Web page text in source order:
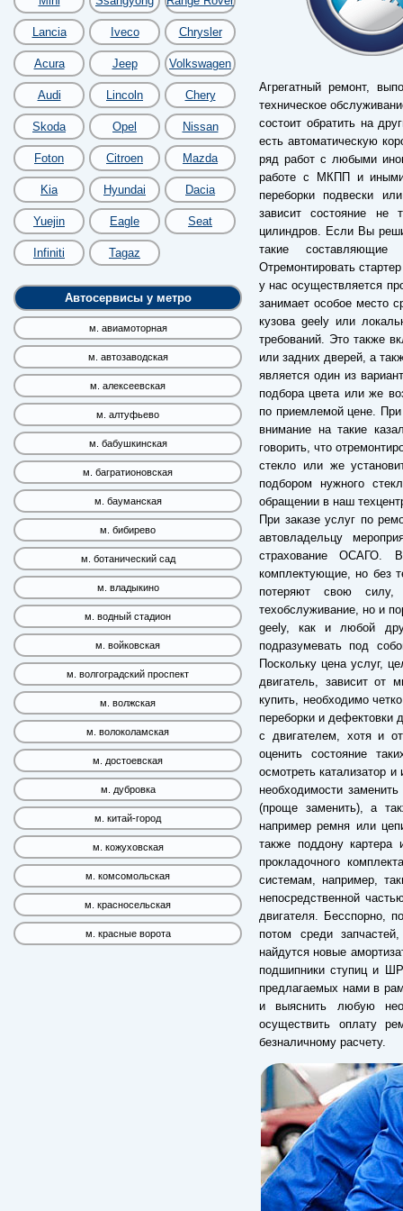
Lancia Iveco Chrysler
Acura Jeep Volkswagen
Audi Lincoln Chery
Skoda Opel Nissan
Foton Citroen Mazda
Kia Hyundai Dacia
Yuejin Eagle Seat
Infiniti Tagaz
Автосервисы у метро
м. авиамоторная
м. автозаводская
м. алексеевская
м. алтуфьево
м. бабушкинская
м. багратионовская
м. бауманская
м. бибирево
м. ботанический сад
м. владыкино
м. водный стадион
м. войковская
м. волгоградский проспект
м. волжская
м. волоколамская
м. достоевская
м. дубровка
м. китай-город
м. кожуховская
м. комсомольская
м. красносельская
м. красные ворота
Агрегатный ремонт,
техническое
состоит обратить на
есть автоматическую
ряд работ с любыми
работе с МКПП и иными
переборки подвески
зависит состояние
цилиндров. Если Вы
такие составляющие
Отремонтировать
у нас осуществляется
занимает особое место
кузова geely или
требований. Это также
или задних дверей, а
является один из
подбора цвета или же
по приемлемой цене. При
внимание на такие
говорить, что
стекло или же
подбором нужного
обращении в наш
При заказе услуг по
автовладельцу
страхование ОСАГО.
комплектующие, но без
потеряют свою
техобслуживание, но и
geely, как и любой
подразумевать под
Поскольку цена услуг,
двигатель, зависит от
купить, необходимо
переборки и дефектовки
с двигателем, хотя и
оценить состояние
осмотреть катализатор
необходимости
(проще заменить), а
например ремня или
также поддону
прокладочного
системам, например,
непосредственной
двигателя. Бесспорно,
потом среди
найдутся новые
подшипники ступиц и
предлагаемых нами в
и выяснить любую
осуществить оплату
безналичному расчету.